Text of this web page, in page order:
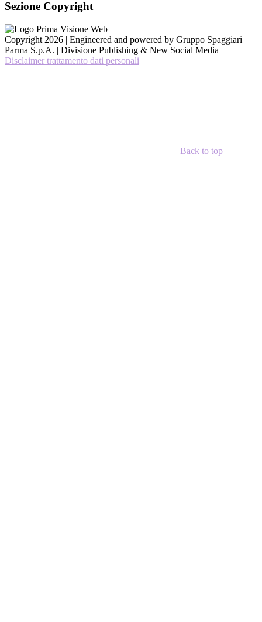
Sezione Copyright
Copyright 2026 | Engineered and powered by Gruppo Spaggiari
Parma S.p.A. | Divisione Publishing & New Social Media
Disclaimer trattamento dati personali
Back to top